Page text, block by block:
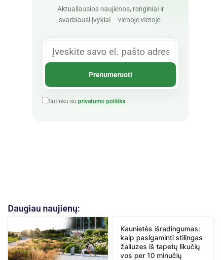
Aktualiausios naujienos, renginiai ir
svarbiausi įvykiai – vienoje vietoje.
Sutinku su privatumo politika
Daugiau naujienų:
Kaunietės išradingumas:
kaip pasigaminti stilingas
žaliuzes iš tapetų likučių
vos per 10 minučių